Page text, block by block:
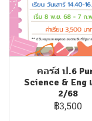
คอร์ส ป.6
Science & Eng
2/68
฿3,500